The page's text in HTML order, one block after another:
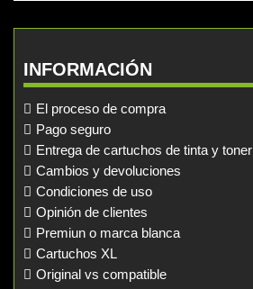
INFORMACIÓN
El proceso de compra
Pago seguro
Entrega de cartuchos de tinta y toner
Cambios y devoluciones
Condiciones de uso
Opinión de clientes
Premiun o marca blanca
Cartuchos XL
Original vs compatible